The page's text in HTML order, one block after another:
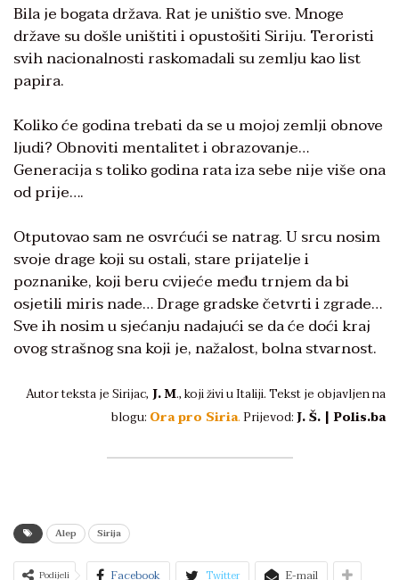
Bila je bogata država. Rat je uništio sve. Mnoge
države su došle uništiti i opustošiti Siriju. Teroristi
svih nacionalnosti raskomadali su zemlju kao list
papira.
Koliko će godina trebati da se u mojoj zemlji obnove
ljudi? Obnoviti mentalitet i obrazovanje…
Generacija s toliko godina rata iza sebe nije više ona
od prije….
Otputovao sam ne osvrćući se natrag. U srcu nosim
svoje drage koji su ostali, stare prijatelje i
poznanike, koji beru cvijeće među trnjem da bi
osjetili miris nade… Drage gradske četvrti i zgrade…
Sve ih nosim u sjećanju nadajući se da će doći kraj
ovog strašnog sna koji je, nažalost, bolna stvarnost.
Autor teksta je Sirijac, J. M., koji živi u Italiji. Tekst je objavljen na
blogu: Ora pro Siria.Prijevod:J. Š. | Polis.ba
Alep Sirija
Podijeli Facebook Twitter E-mail